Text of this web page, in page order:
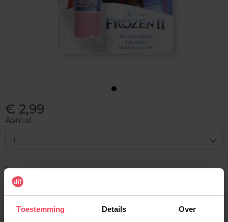
Toestemming Details Over
€ 2,99
Aantal
1
Levering
Voorradig